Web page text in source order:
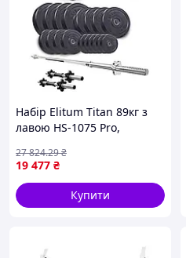
Набір Elitum Titan 89кг з
лавою HS-1075 Pro,
19 477 ₴
27 824.29₴
Купити